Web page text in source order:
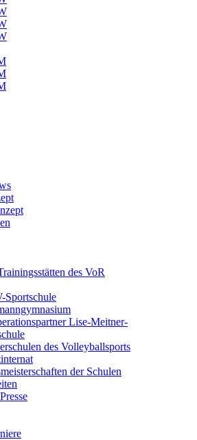
des VoR
Sportschule
Lise-Meitner-
des Volleyballsports
der Schulen